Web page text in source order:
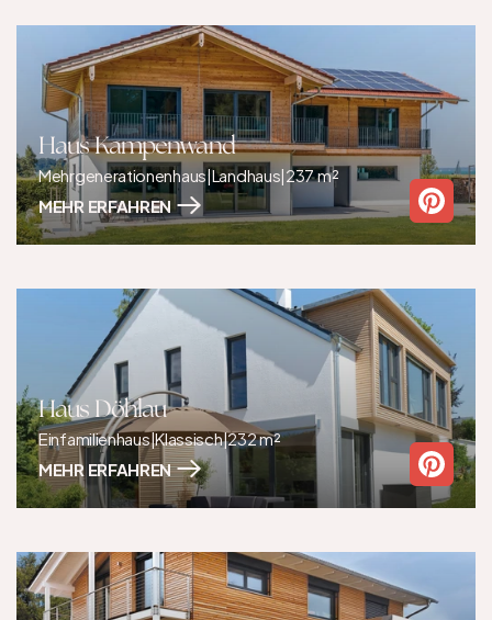
Haus Kampenwand
Mehrgenerationenhaus|Landhaus|237 m²
MEHR ERFAHREN
Haus Döhlau
Einfamilienhaus|Klassisch|232 m²
MEHR ERFAHREN